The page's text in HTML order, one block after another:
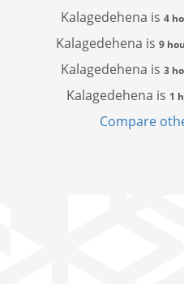
Kalagedehena is 4
Kalagedehena is 9
Kalagedehena is 3
Kalagedehena is 1
Compare